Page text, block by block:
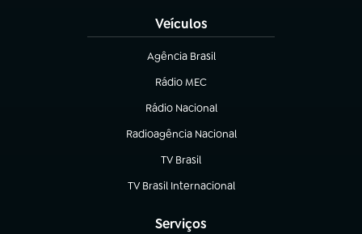
Veículos
Agência Brasil
(abre em nova aba)
Rádio MEC
(abre em nova aba)
Rádio Nacional
Radioagência Nacional
(abre em nova aba)
TV Brasil
(abre em nova aba)
TV Brasil Internacional
(abre em nova aba)
Serviços